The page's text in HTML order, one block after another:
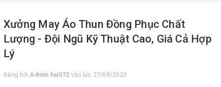
Xưởng May Áo Thun Đồng Phục Chất
Lượng - Đội Ngũ Kỹ Thuật Cao, Giá Cả Hợp
Lý
Đăng bởiAdmin hai072 vào lúc 27/08/2023